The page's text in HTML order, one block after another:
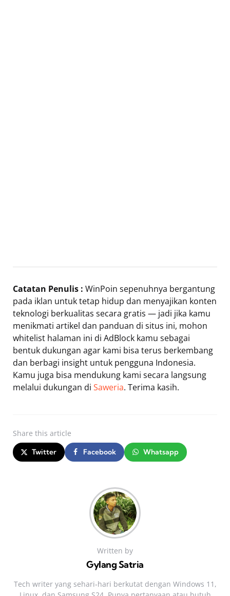
Catatan Penulis : WinPoin sepenuhnya bergantung
pada iklan untuk tetap hidup dan menyajikan konten
teknologi berkualitas secara gratis — jadi jika kamu
menikmati artikel dan panduan di situs ini, mohon
whitelist halaman ini di AdBlock kamu sebagai
bentuk dukungan agar kami bisa terus berkembang
dan berbagi insight untuk pengguna Indonesia.
Kamu juga bisa mendukung kami secara langsung
melalui dukungan di Saweria. Terima kasih.
Share this article
Twitter Facebook Whatsapp
Written by
Gylang Satria
Tech writer yang sehari‑hari berkutat dengan Windows 11,